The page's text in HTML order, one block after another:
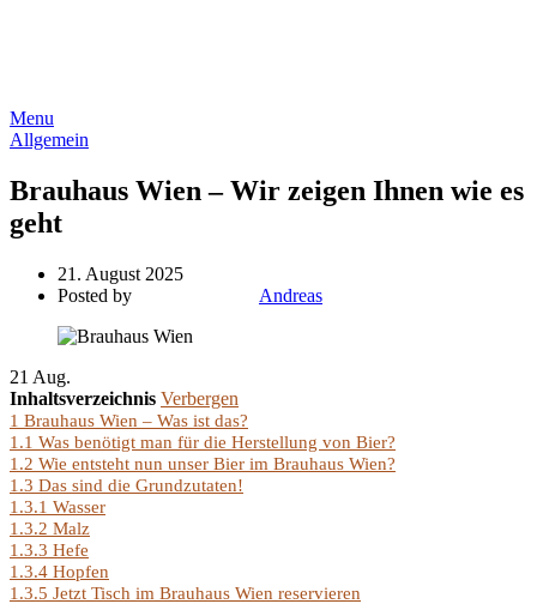
Menu
Allgemein
Brauhaus Wien – Wir zeigen Ihnen wie es
geht
21. August 2025
Posted by
Andreas
21 Aug.
Inhaltsverzeichnis Verbergen
1 Brauhaus Wien – Was ist das?
1.1 Was benötigt man für die Herstellung von Bier?
1.2 Wie entsteht nun unser Bier im Brauhaus Wien?
1.3 Das sind die Grundzutaten!
1.3.1 Wasser
1.3.2 Malz
1.3.3 Hefe
1.3.4 Hopfen
1.3.5 Jetzt Tisch im Brauhaus Wien reservieren